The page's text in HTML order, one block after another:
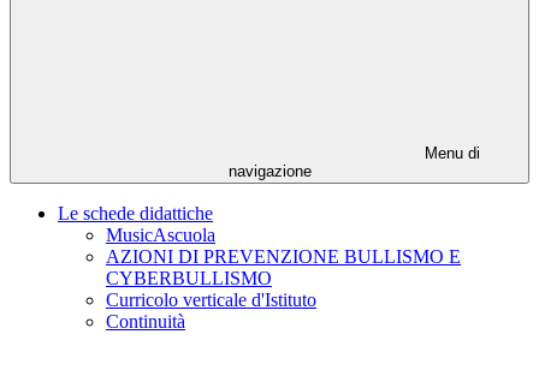
Menu di
navigazione
Le schede didattiche
MusicAscuola
AZIONI DI PREVENZIONE BULLISMO E
CYBERBULLISMO
Curricolo verticale d'Istituto
Continuità